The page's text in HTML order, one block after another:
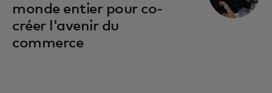
monde entier pour co-
créer l'avenir du
commerce